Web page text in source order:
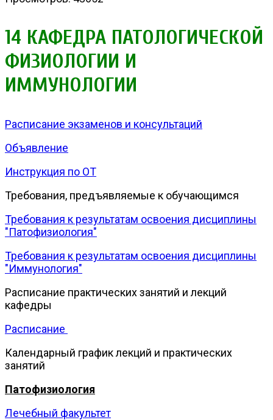
14 КАФЕДРА ПАТОЛОГИЧЕСКОЙ
ФИЗИОЛОГИИ И
ИММУНОЛОГИИ
Расписание экзаменов и консультаций
Объявление
Инструкция по ОТ
Требования, предъявляемые к обучающимся
Требования к результатам освоения дисциплины
"Патофизиология"
Требования к результатам освоения дисциплины
"Иммунология"
Расписание практических занятий и лекций
кафедры
Расписание
Календарный график лекций и практических
занятий
Патофизиология
Лечебный факультет